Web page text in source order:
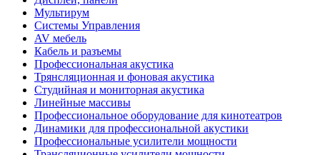
Мультирум
Системы Управления
AV мебель
Кабель и разъемы
Профессиональная акустика
Трянсляционная и фоновая акустика
Студийная и мониторная акустика
Линейные массивы
Профессиональное оборудование для кинотеатров
Динамики для профессиональной акустики
Профессиональные усилители мощности